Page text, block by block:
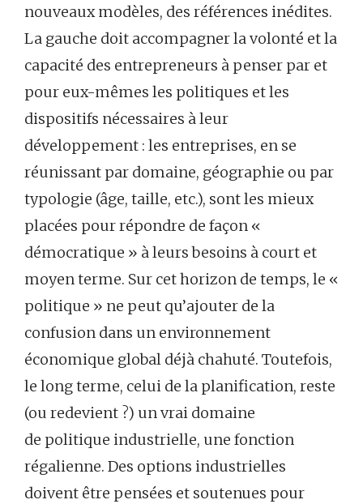
nouveaux modèles, des références inédites.
La gauche doit accompagner la volonté et la
capacité des entrepreneurs à penser par et
pour eux-mêmes les politiques et les
dispositifs nécessaires à leur
développement : les entreprises, en se
réunissant par domaine, géographie ou par
typologie (âge, taille, etc.), sont les mieux
placées pour répondre de façon «
démocratique » à leurs besoins à court et
moyen terme. Sur cet horizon de temps, le «
politique » ne peut qu’ajouter de la
confusion dans un environnement
économique global déjà chahuté. Toutefois,
le long terme, celui de la planification, reste
(ou redevient ?) un vrai domaine
de politique industrielle, une fonction
régalienne. Des options industrielles
doivent être pensées et soutenues pour